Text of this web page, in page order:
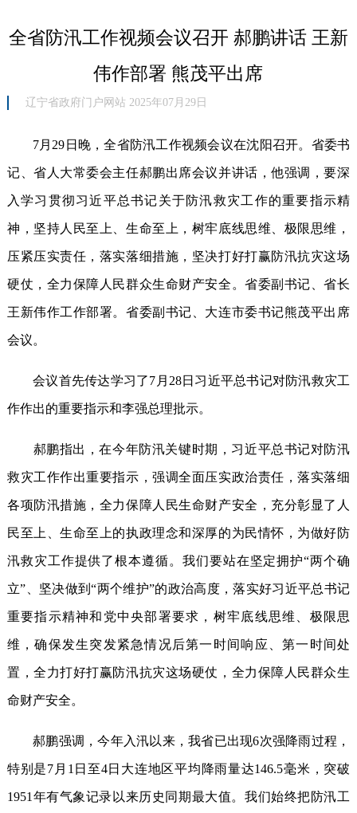
全省防汛工作视频会议召开 郝鹏讲话 王新
伟作部署 熊茂平出席
辽宁省政府门户网站 2025年07月29日
7月29日晚，全省防汛工作视频会议在沈阳召开。省委书
记、省人大常委会主任郝鹏出席会议并讲话，他强调，要深
入学习贯彻习近平总书记关于防汛救灾工作的重要指示精
神，坚持人民至上、生命至上，树牢底线思维、极限思维，
压紧压实责任，落实落细措施，坚决打好打赢防汛抗灾这场
硬仗，全力保障人民群众生命财产安全。省委副书记、省长
王新伟作工作部署。省委副书记、大连市委书记熊茂平出席
会议。
会议首先传达学习了7月28日习近平总书记对防汛救灾工
作作出的重要指示和李强总理批示。
郝鹏指出，在今年防汛关键时期，习近平总书记对防汛
救灾工作作出重要指示，强调全面压实政治责任，落实落细
各项防汛措施，全力保障人民生命财产安全，充分彰显了人
民至上、生命至上的执政理念和深厚的为民情怀，为做好防
汛救灾工作提供了根本遵循。我们要站在坚定拥护“两个确
立”、坚决做到“两个维护”的政治高度，落实好习近平总书记
重要指示精神和党中央部署要求，树牢底线思维、极限思
维，确保发生突发紧急情况后第一时间响应、第一时间处
置，全力打好打赢防汛抗灾这场硬仗，全力保障人民群众生
命财产安全。
郝鹏强调，今年入汛以来，我省已出现6次强降雨过程，
特别是7月1日至4日大连地区平均降雨量达146.5毫米，突破
1951年有气象记录以来历史同期最大值。我们始终把防汛工